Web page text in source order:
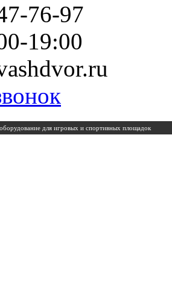
76-97
19:00
для игровых и спортивных площадок